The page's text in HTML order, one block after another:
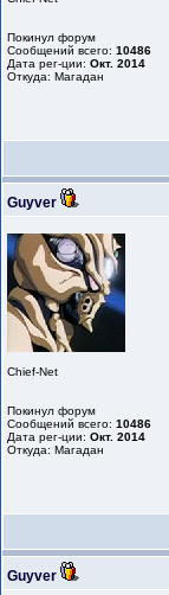
Покинул форум
Сообщений всего: 10486
Дата рег-ции: Окт. 2014
Откуда: Магадан
Guyver
Chief-Net
Покинул форум
Сообщений всего: 10486
Дата рег-ции: Окт. 2014
Откуда: Магадан
Guyver